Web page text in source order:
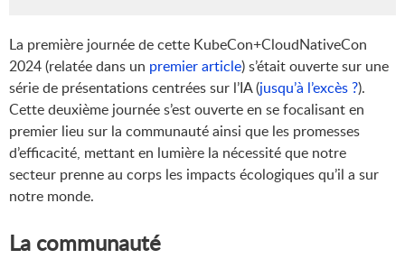
La première journée de cette KubeCon+CloudNativeCon
2024 (relatée dans un premier article) s’était ouverte sur une
série de présentations centrées sur l’IA (jusqu’à l’excès ?).
Cette deuxième journée s’est ouverte en se focalisant en
premier lieu sur la communauté ainsi que les promesses
d’efficacité, mettant en lumière la nécessité que notre
secteur prenne au corps les impacts écologiques qu’il a sur
notre monde.
La communauté